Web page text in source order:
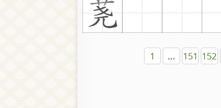
1 ... 151 152